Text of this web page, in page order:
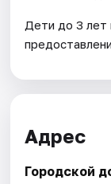
Дети до 3 лет
Адрес
Городской